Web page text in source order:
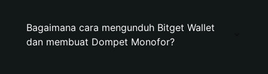
Bagaimana cara mengunduh Bitget Wallet
dan membuat Dompet Monofor?